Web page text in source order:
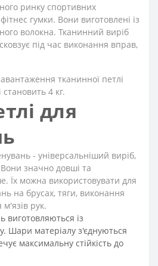
ринку спортивних
гумки. Вони виготовлені із
волокна. Тканинний виріб
під час виконання вправ,
тканинної петлі
4 кг.
для
- універсальніший виріб,
Вони значно довші та
Їх можна використовувати для
на брусах, тяги, виконання
рук.
виготовляються із
Шари матеріалу з'єднуються
максимальну стійкість до